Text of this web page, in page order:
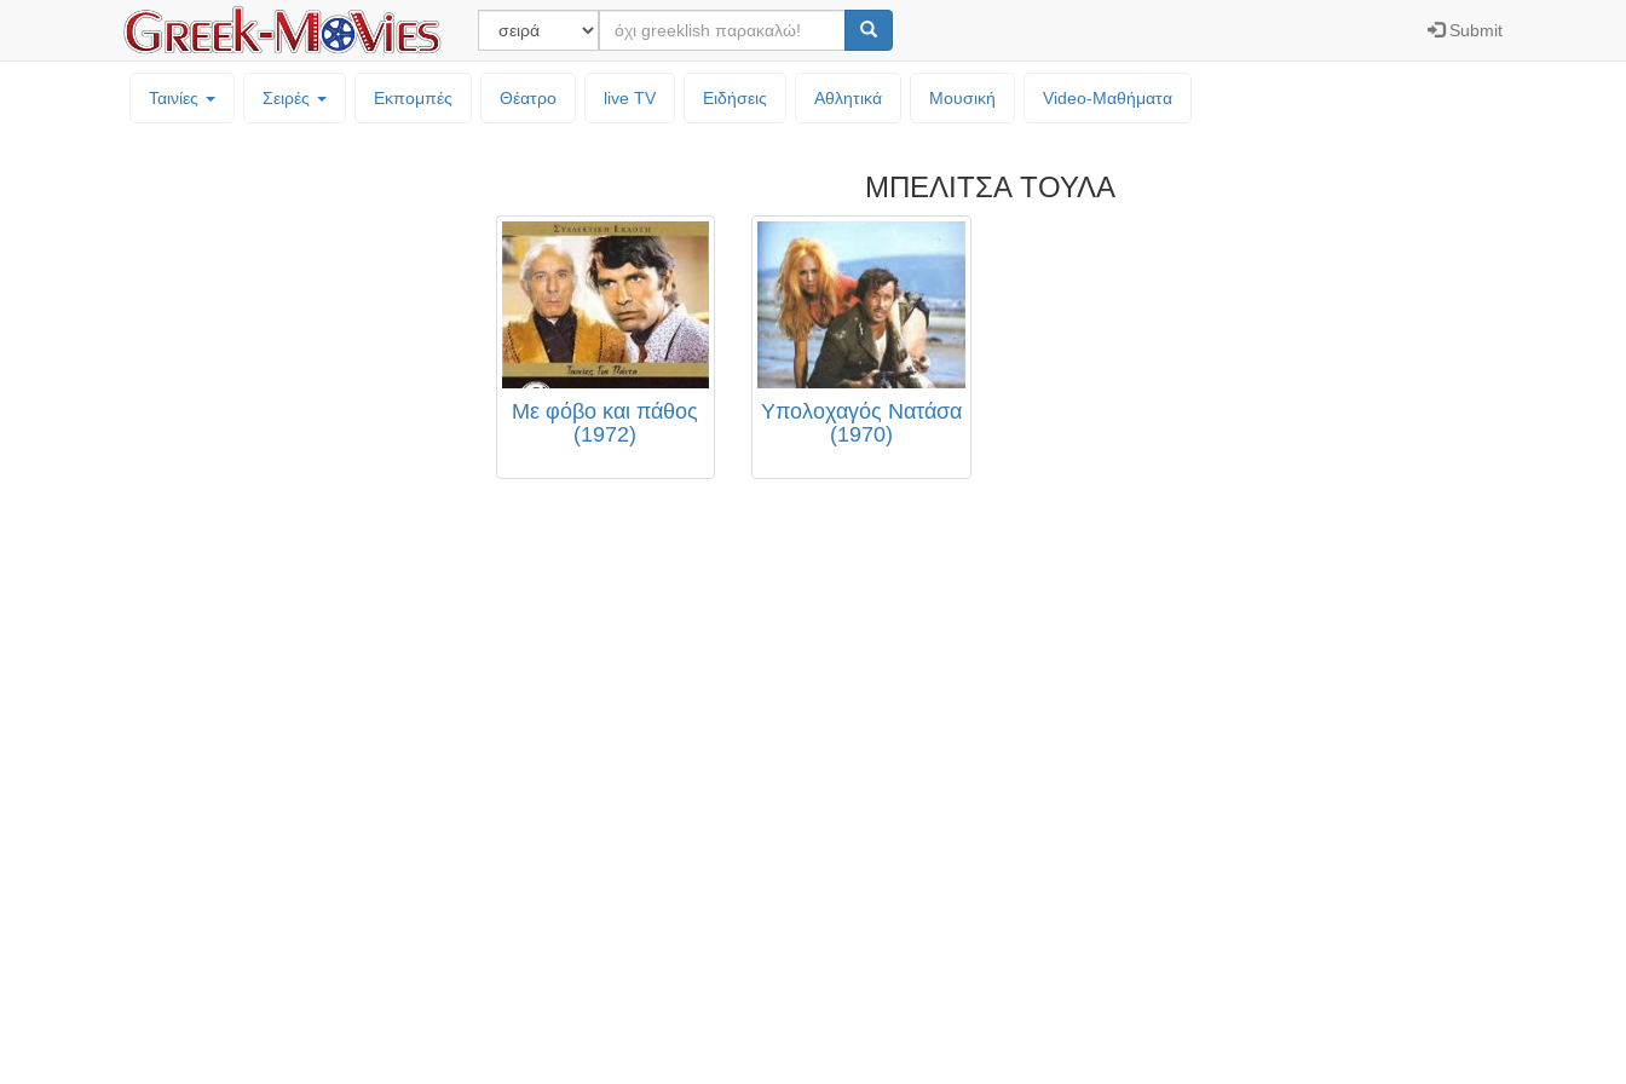
Submit
Ταινίες Σειρές Εκπομπές Θέατρο live TV Ειδήσεις Αθλητικά Μουσική Video-Mαθήματα
ΜΠΕΛΙΤΣΑ ΤΟΥΛΑ
Με φόβο και πάθος
(1972)
Υπολοχαγός Νατάσα
(1970)